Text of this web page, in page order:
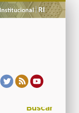
Buscar